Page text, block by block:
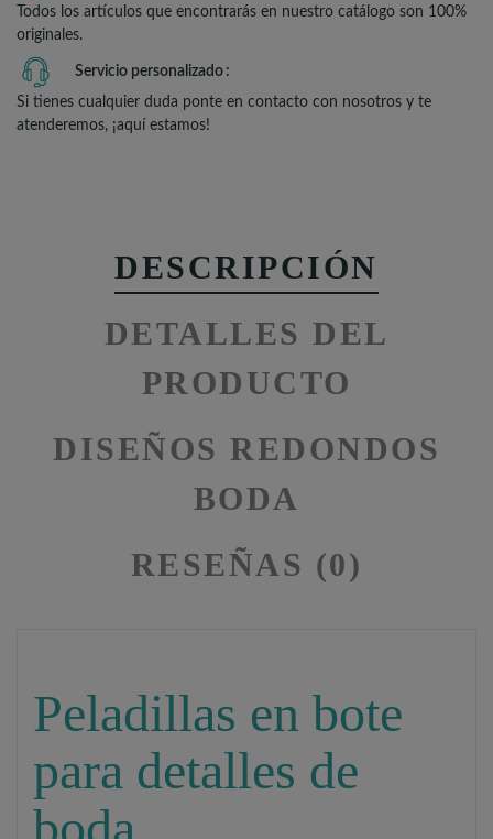
Todos los artículos que encontrarás en nuestro catálogo son 100%
originales.
Servicio personalizado
Si tienes cualquier duda ponte en contacto con nosotros y te
atenderemos, ¡aquí estamos!
DESCRIPCIÓN
DETALLES DEL
PRODUCTO
DISEÑOS REDONDOS
BODA
RESEÑAS (0)
Peladillas en bote
para detalles de